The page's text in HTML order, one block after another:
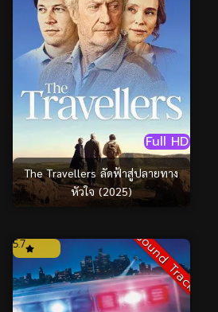
Full HD
The Travellers ลัดฟ้าสู่ปลายทาง
หัวใจ (2025)
Sound Track
5.7